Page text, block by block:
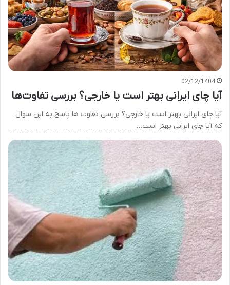
02/12/1404
آیا چای ایرانی بهتر است یا خارجی؟ بررسی تفاوت‌ها
آیا چای ایرانی بهتر است یا خارجی؟ بررسی تفاوت ها پاسخ به این سوال
که آیا چای ایرانی بهتر است…